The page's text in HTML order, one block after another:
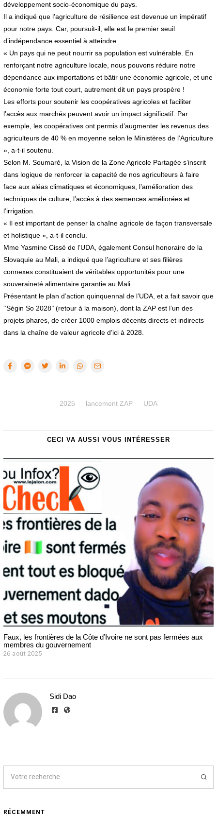
développement socio-économique du pays.
Il a indiqué que l’agriculture de résilience est devenue un impératif
pour notre pays. Car, poursuit-il, elle est le premier seuil
d’indépendance essentiel à atteindre.
« Un pays qui ne peut nourrir sa population est vulnérable. En
renforçant notre agriculture locale, nous pouvons réduire notre
dépendance aux importations et bâtir une économie agricole, et une
économie forte tout court, autrement dit un pays prospère !
Les efforts pour soutenir les coopératives agricoles et faciliter
l’accès aux marchés peuvent avoir un impact significatif. Par
exemple, les coopératives ont permis d’augmenter les revenus des
agriculteurs de 40 % en moyenne selon le Ministères de l’Agriculture
», a-t-il soutenu.
Selon M. Soumaré, la Vision de la Zone Agricole Partagée s’inscrit
dans logique de renforcer la capacité de nos agriculteurs à faire
face aux aléas climatiques et économiques, l’amélioration des
techniques de culture, l’accès à des semences améliorées et
l’irrigation.
« Il est important de penser la chaîne agricole de façon transversale
et holistique », a-t-il conclu.
Mme Yasmine Cissé de l’UDA, également Consul honoraire de la
Slovaquie au Mali, a indiqué que l’agriculture et ses filières
connexes constituaient de véritables opportunités pour une
souveraineté alimentaire garantie au Mali.
Présentant le plan d’action quinquennal de l’UDA, et a fait savoir que
‘’Sègin So 2028’’ (retour à la maison), dont la ZAP est l’un des
projets phares, de créer 1000 emplois décents directs et indirects
dans la chaîne de valeur agricole d’ici à 2028.
2025 lancement ZAP UDA
CECI VA AUSSI VOUS INTÉRESSER
Faux, les frontières de la Côte d’Ivoire ne sont pas fermées aux
membres du gouvernement
26 août 2025
0
Sidi Dao
RÉCEMMENT